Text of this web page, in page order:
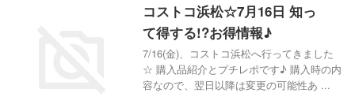
コストコ浜松☆7月16日 知っ
て得する!?お得情報♪
7/16(金)、コストコ浜松へ行ってきました
☆ 購入品紹介とプチレポです♪ 購入時の内
容なので、翌日以降は変更の可能性あ ...